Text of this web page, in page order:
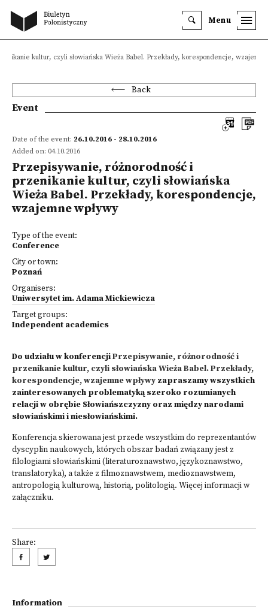
Menu
kultur, czyli słowiańska Wieża Babel. Przekłady, korespondencje, wzajemne
Back
Event
Date of the event: 26.10.2016 - 28.10.2016
Added on: 04.10.2016
Przepisywanie, różnorodność i
przenikanie kultur, czyli słowiańska
Wieża Babel. Przekłady, korespondencje,
wzajemne wpływy
Type of the event:
Conference
City or town:
Poznań
Organisers:
Uniwersytet im. Adama Mickiewicza
Target groups:
Independent academics
Do udziału w konferencjiPrzepisywanie, różnorodność i
przenikanie kultur, czyli słowiańska Wieża Babel. Przekłady,
korespondencje, wzajemne wpływyzapraszamy wszystkich
zainteresowanych problematyką szeroko rozumianych
relacji w obrębie Słowiańszczyzny oraz między narodami
słowiańskimi i niesłowiańskimi.
Konferencja skierowana jest przede wszystkim do reprezentantów
dyscyplin naukowych, których obszar badań związany jest z
filologiami słowiańskimi (literaturoznawstwo, językoznawstwo,
translatoryka), a także z filmoznawstwem, medioznawstwem,
antropologią kulturową, historią, politologią. Więcej informacji w
załączniku.
Share:
Information